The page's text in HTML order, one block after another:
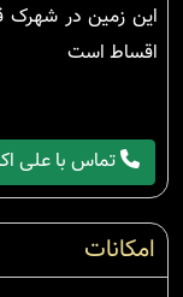
این زمین در شهرک
اقساط است
تماس با علی
امکانات